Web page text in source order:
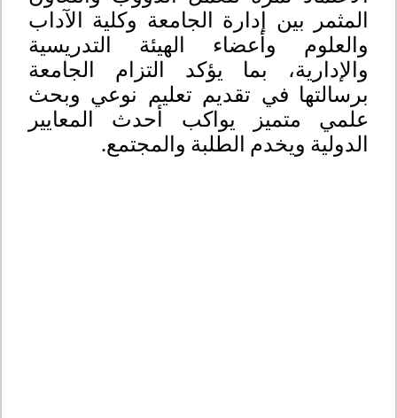
المثمر بين إدارة الجامعة وكلية الآداب
والعلوم وأعضاء الهيئة التدريسية
والإدارية، بما يؤكد التزام الجامعة
برسالتها في تقديم تعليم نوعي وبحث
علمي متميز يواكب أحدث المعايير
الدولية ويخدم الطلبة والمجتمع.